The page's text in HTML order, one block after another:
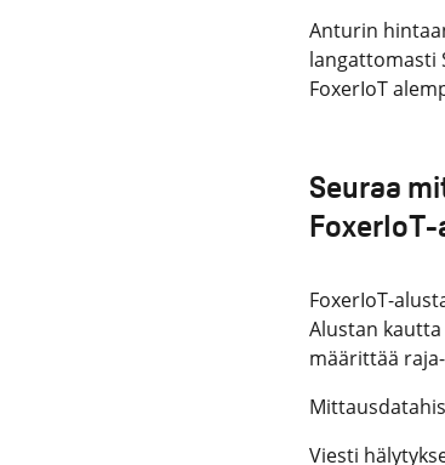
Anturin
langattomasti
FoxerIoT
Seuraa
FoxerIoT-
Alustan
määrittää
Viesti